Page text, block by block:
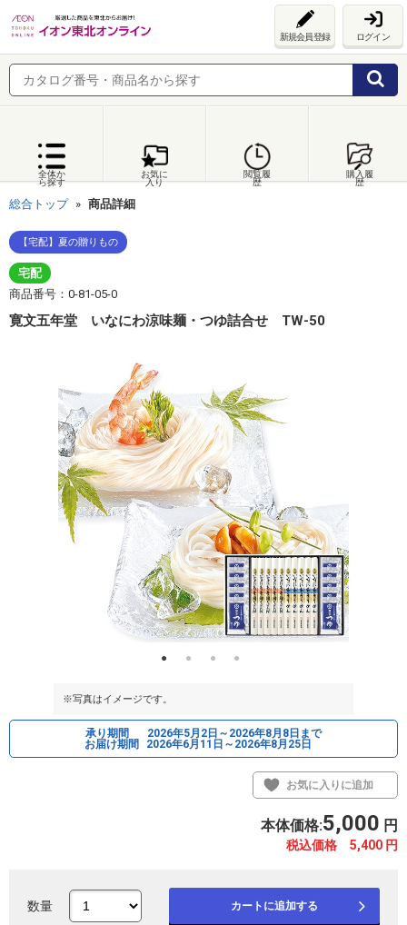
新規会員登録 ログイン
全体か
ら探す
お気に
入り
閲覧履
歴
購入履
歴
総合トップ 商品詳細
【宅配】夏の贈りもの
宅配
商品番号：0-81-05-0
寛文五年堂 いなにわ涼味麺・つゆ詰合せ TW-50
※写真はイメージです。
承り期間
2026年5月2日～2026年8月8日まで
お届け期間
2026年6月11日～2026年8月25日
お気に入りに追加
本体価格:5,000 円
税込価格 5,400 円
数量 カートに追加する